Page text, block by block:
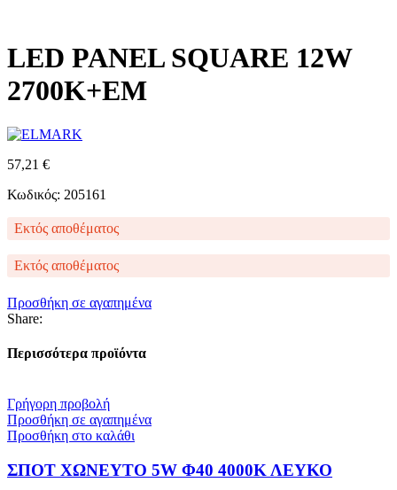
LED PANEL SQUARE 12W
2700K+EM
57,21 €
Κωδικός: 205161
Εκτός αποθέματος
Εκτός αποθέματος
Προσθήκη σε αγαπημένα
Share:
Περισσότερα προϊόντα
Γρήγορη προβολή
Προσθήκη σε αγαπημένα
Προσθήκη στο καλάθι
ΣΠΟΤ ΧΩΝΕΥΤΟ 5W Φ40 4000Κ ΛΕΥΚΟ